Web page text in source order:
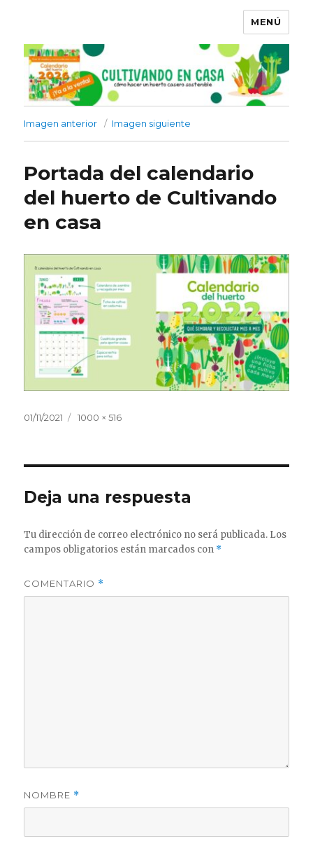
MENÚ
Imagen anterior Imagen siguiente
Portada del calendario
del huerto de Cultivando
en casa
Publicado
01/11/2021
Tamaño
1000 × 516
Deja una respuesta
Tu dirección de correo electrónico no será publicada. Los
campos obligatorios están marcados con *
COMENTARIO *
NOMBRE *